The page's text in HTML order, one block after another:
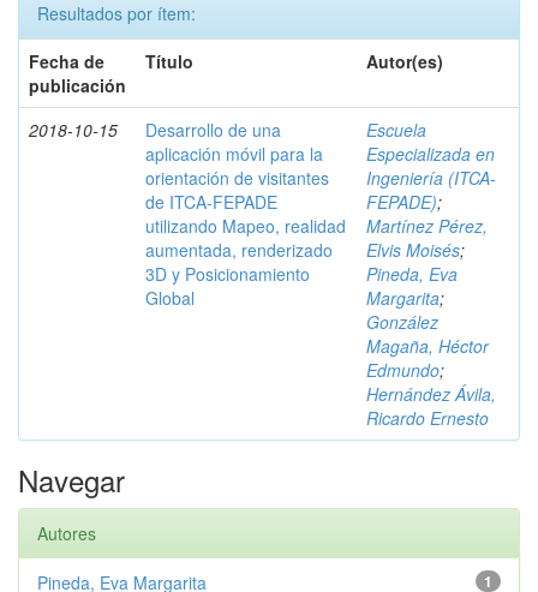
Resultados por ítem:
Fecha de
publicación
Título Autor(es)
2018-10-15
Desarrollo de una
aplicación móvil para la
orientación de visitantes
de ITCA-FEPADE
utilizando Mapeo, realidad
aumentada, renderizado
3D y Posicionamiento
Global
Escuela
Especializada en
Ingeniería (ITCA-
FEPADE);
Martínez Pérez,
Elvis Moisés;
Pineda, Eva
Margarita;
González
Magaña, Héctor
Edmundo;
Hernández Ávila,
Ricardo Ernesto
Navegar
Autores
1
Pineda, Eva Margarita